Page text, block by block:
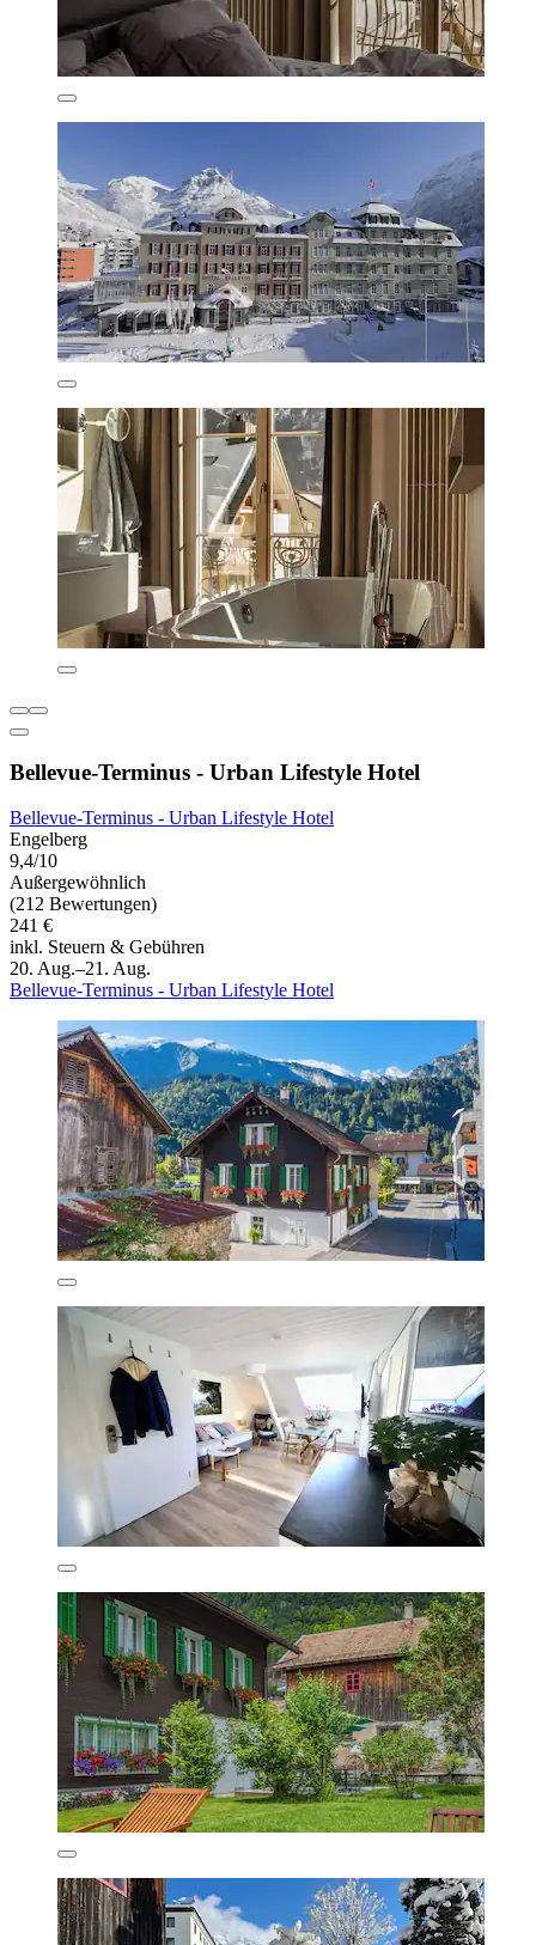
Bellevue-Terminus - Urban Lifestyle Hotel
Bellevue-Terminus - Urban Lifestyle Hotel
Engelberg
9,4/10
Außergewöhnlich
(212 Bewertungen)
241 €
inkl. Steuern & Gebühren
20. Aug.–21. Aug.
Bellevue-Terminus - Urban Lifestyle Hotel